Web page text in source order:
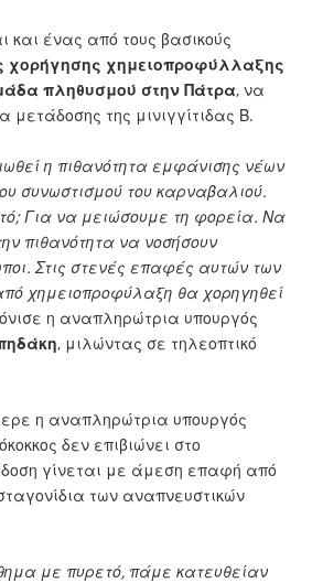
και ένας από τους βασικούς
χορήγησης χημειοπροφύλλαξης
πληθυσμού στην Πάτρα, να
μετάδοσης της μινιγγίτιδας Β.
η πιθανότητα εμφάνισης νέων
συνωστισμού του καρναβαλιού.
Για να μειώσουμε τη φορεία. Να
πιθανότητα να νοσήσουν
Στις στενές επαφές αυτών των
χημειοπροφύλαξη θα χορηγηθεί
η αναπληρώτρια υπουργός
, μιλώντας σε τηλεοπτικό
η αναπληρώτρια υπουργός
δεν επιβιώνει στο
γίνεται με άμεση επαφή από
των αναπνευστικών
με πυρετό, πάμε κατευθείαν